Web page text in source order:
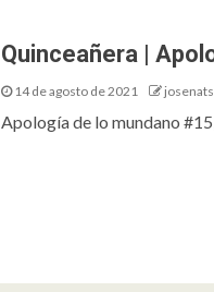
Quinceañera |
14 de agosto de 2021
Apología de lo mundano